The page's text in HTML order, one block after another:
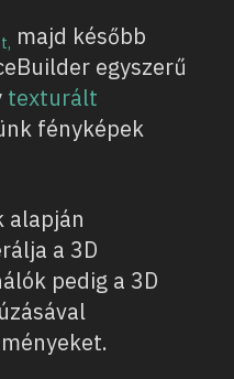
majd később
egyszerű
texturált
fényképek
alapján
a 3D
pedig a 3D